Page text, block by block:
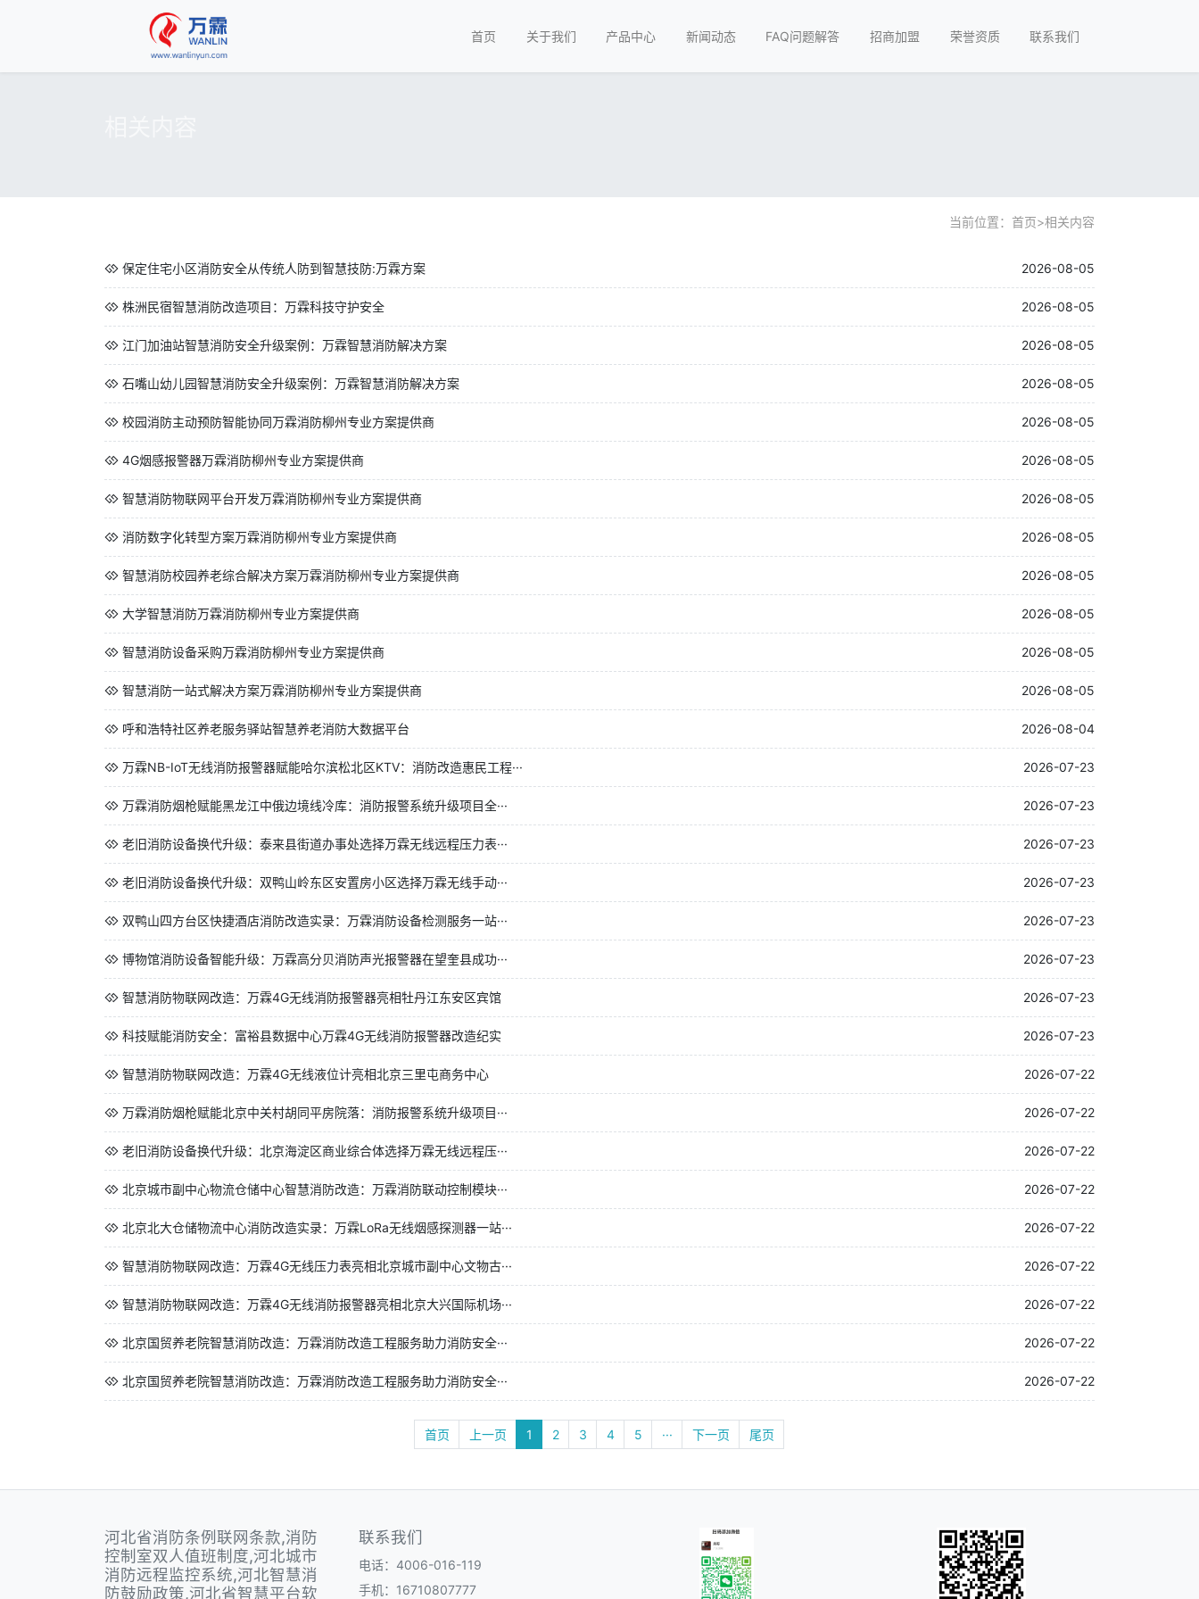
首页 关于我们 产品中心 新闻动态 FAQ问题解答 招商加盟 荣誉资质 联系我们
当前位置： 首页>相关内容
保定住宅小区消防安全从传统人防到智慧技防:万霖方案 2026-08-05
株洲民宿智慧消防改造项目：万霖科技守护安全 2026-08-05
江门加油站智慧消防安全升级案例：万霖智慧消防解决方案 2026-08-05
石嘴山幼儿园智慧消防安全升级案例：万霖智慧消防解决方案 2026-08-05
校园消防主动预防智能协同万霖消防柳州专业方案提供商 2026-08-05
4G烟感报警器万霖消防柳州专业方案提供商 2026-08-05
智慧消防物联网平台开发万霖消防柳州专业方案提供商 2026-08-05
消防数字化转型方案万霖消防柳州专业方案提供商 2026-08-05
智慧消防校园养老综合解决方案万霖消防柳州专业方案提供商 2026-08-05
大学智慧消防万霖消防柳州专业方案提供商 2026-08-05
智慧消防设备采购万霖消防柳州专业方案提供商 2026-08-05
智慧消防一站式解决方案万霖消防柳州专业方案提供商 2026-08-05
呼和浩特社区养老服务驿站智慧养老消防大数据平台 2026-08-04
万霖NB-IoT无线消防报警器赋能哈尔滨松北区KTV：消防改造惠民工程··· 2026-07-23
万霖消防烟枪赋能黑龙江中俄边境线冷库：消防报警系统升级项目全··· 2026-07-23
老旧消防设备换代升级：泰来县街道办事处选择万霖无线远程压力表··· 2026-07-23
老旧消防设备换代升级：双鸭山岭东区安置房小区选择万霖无线手动··· 2026-07-23
双鸭山四方台区快捷酒店消防改造实录：万霖消防设备检测服务一站··· 2026-07-23
博物馆消防设备智能升级：万霖高分贝消防声光报警器在望奎县成功··· 2026-07-23
智慧消防物联网改造：万霖4G无线消防报警器亮相牡丹江东安区宾馆 2026-07-23
科技赋能消防安全：富裕县数据中心万霖4G无线消防报警器改造纪实 2026-07-23
智慧消防物联网改造：万霖4G无线液位计亮相北京三里屯商务中心 2026-07-22
万霖消防烟枪赋能北京中关村胡同平房院落：消防报警系统升级项目··· 2026-07-22
老旧消防设备换代升级：北京海淀区商业综合体选择万霖无线远程压··· 2026-07-22
北京城市副中心物流仓储中心智慧消防改造：万霖消防联动控制模块··· 2026-07-22
北京北大仓储物流中心消防改造实录：万霖LoRa无线烟感探测器一站··· 2026-07-22
智慧消防物联网改造：万霖4G无线压力表亮相北京城市副中心文物古··· 2026-07-22
智慧消防物联网改造：万霖4G无线消防报警器亮相北京大兴国际机场··· 2026-07-22
北京国贸养老院智慧消防改造：万霖消防改造工程服务助力消防安全··· 2026-07-22
北京国贸养老院智慧消防改造：万霖消防改造工程服务助力消防安全··· 2026-07-22
首页 上一页 1 2 3 4 5 ··· 下一页 尾页
河北省消防条例联网条款,消防
控制室双人值班制度,河北城市
消防远程监控系统,河北智慧消
防鼓励政策,河北省智慧平台软
联系我们
电话：4006-016-119
手机：16710807777